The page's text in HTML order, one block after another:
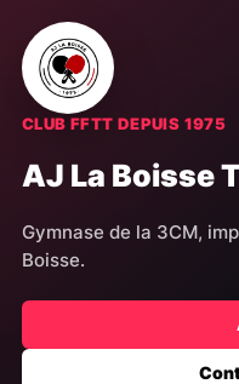
CLUB FFTT DEPUIS 1975
AJ La Boisse
Gymnase de la 3CM,
Boisse.